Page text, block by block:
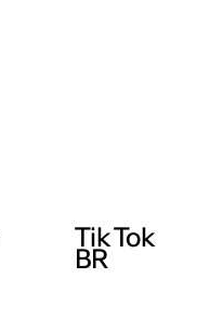
Tik Tok
BR